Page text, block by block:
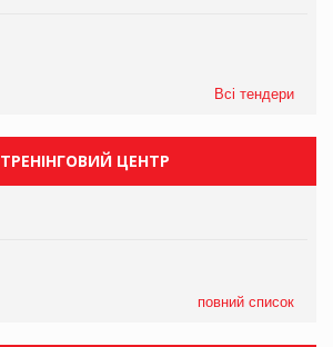
Всі тендери
ТРЕНІНГОВИЙ ЦЕНТР
повний список